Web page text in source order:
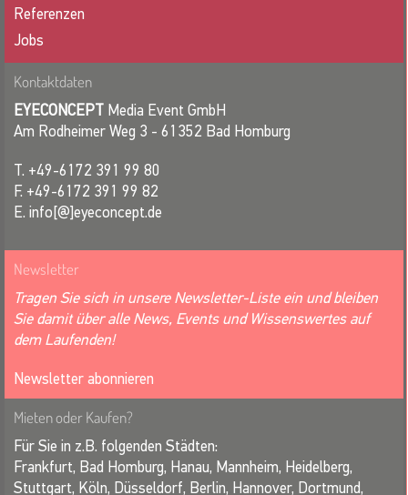
Referenzen
Jobs
Kontaktdaten
EYECONCEPT Media Event GmbH
Am Rodheimer Weg 3 - 61352 Bad Homburg
T. +49-6172 391 99 80
F. +49-6172 391 99 82
E. info[@]eyeconcept.de
Newsletter
Tragen Sie sich in unsere Newsletter-Liste ein und bleiben
Sie damit über alle News, Events und Wissenswertes auf
dem Laufenden!
Newsletter abonnieren
Mieten oder Kaufen?
Für Sie in z.B. folgenden Städten:
Frankfurt, Bad Homburg, Hanau, Mannheim, Heidelberg,
Stuttgart, Köln, Düsseldorf, Berlin, Hannover, Dortmund,